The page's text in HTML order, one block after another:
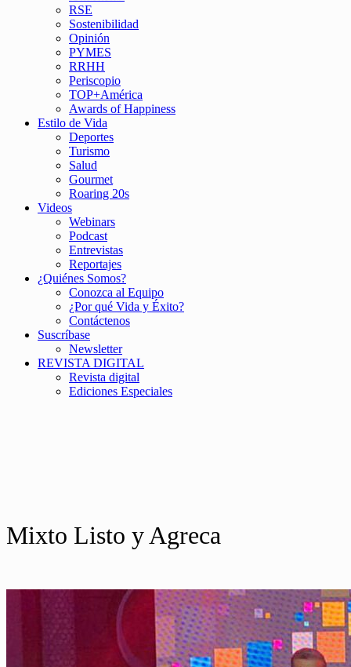
RSE
Sostenibilidad
Opinión
PYMES
RRHH
Periscopio
TOP+América
Awards of Happiness
Estilo de Vida
Deportes
Turismo
Salud
Gourmet
Roaring 20s
Videos
Webinars
Podcast
Entrevistas
Reportajes
¿Quiénes Somos?
Conozca al Equipo
¿Por qué Vida y Éxito?
Contáctenos
Suscríbase
Newsletter
REVISTA DIGITAL
Revista digital
Ediciones Especiales
Mixto Listo y Agreca